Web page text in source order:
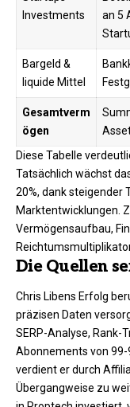
Investments
an 5
Bargeld &
liquide Mittel
Gesamtverm
ögen
Diese Tabelle
Tatsächlich wächst
20%, dank steigender
Marktentwicklungen.
Vermögensaufbau,
Die Quellen
Chris Libens Erfolg
präzisen Daten
SERP-Analyse, Rank-
Abonnements von
verdient er durch
Übergangweise zu